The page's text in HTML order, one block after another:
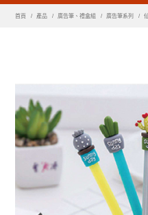
首頁 產品 廣告筆、禮盒組 廣告筆系列